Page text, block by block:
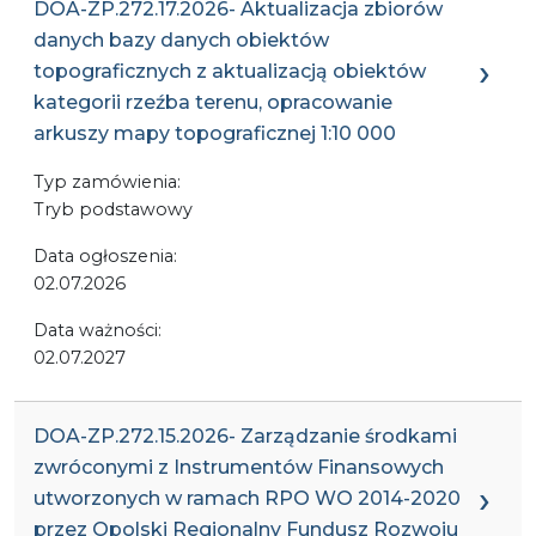
DOA-ZP.272.17.2026- Aktualizacja zbiorów
danych bazy danych obiektów
topograficznych z aktualizacją obiektów
kategorii rzeźba terenu, opracowanie
arkuszy mapy topograficznej 1:10 000
Typ zamówienia:
Tryb podstawowy
Data ogłoszenia:
02.07.2026
Data ważności:
02.07.2027
DOA-ZP.272.15.2026- Zarządzanie środkami
zwróconymi z Instrumentów Finansowych
utworzonych w ramach RPO WO 2014-2020
przez Opolski Regionalny Fundusz Rozwoju